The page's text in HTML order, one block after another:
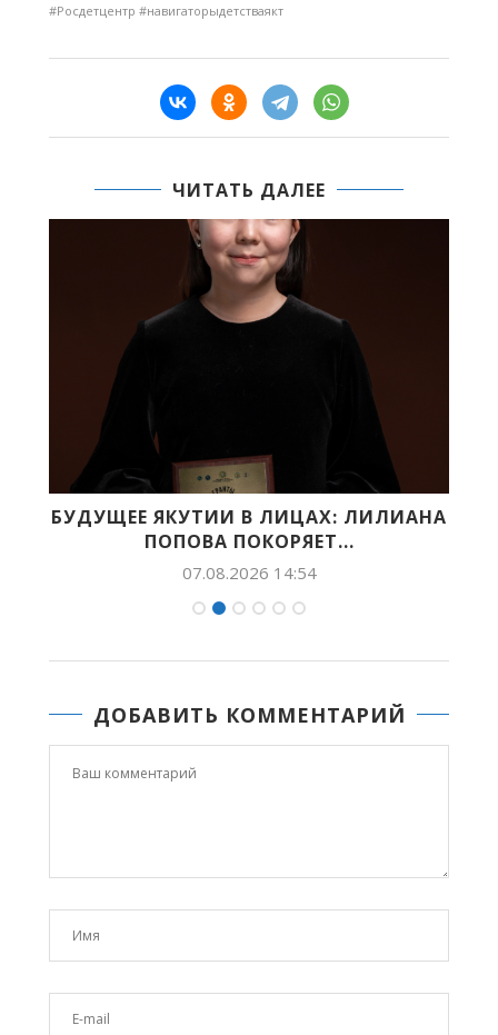
#Росдетцентр #навигаторыдетстваякт
ЧИТАТЬ ДАЛЕЕ
БУДУЩЕЕ ЯКУТИИ В ЛИЦАХ: ЛИЛИАНА
ПОПОВА ПОКОРЯЕТ...
07.08.2026 14:54
ДОБАВИТЬ КОММЕНТАРИЙ